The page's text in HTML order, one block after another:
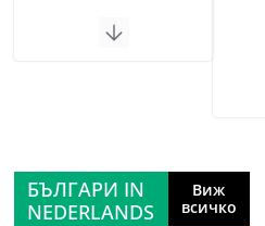
БЪЛГАРИ IN
NEDERLANDS
Виж
всичко